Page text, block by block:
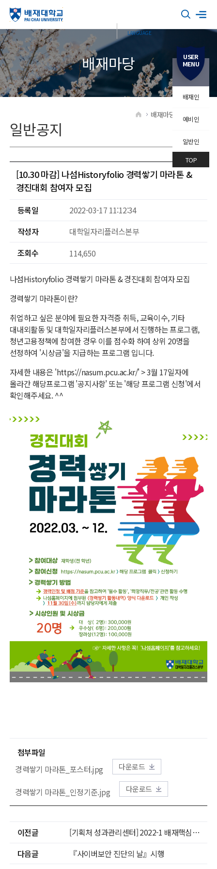
배재마당
일반공지 HOME
배재마당 일반공지
[10.30 마감] 나섬Historyfolio 경력쌓기 마라톤 &
경진대회 참여자 모집
등록일
2022-03-17 11:12:34
작성자
대학일자리플러스본부
조회수
114,650
나섬Historyfolio 경력쌓기 마라톤 & 경진대회 참여자 모집
경력쌓기 마라톤이란?
취업하고 싶은 분야에 필요한 자격증 취득, 교육이수, 기타
대내외활동 및 대학일자리플러스본부에서 진행하는 프로그램,
청년고용정책에 참여한 경우 이를 점수화 하여 상위 20명을
선정하여 '시상금'을 지급하는 프로그램 입니다.
자세한 내용은 'https://nasum.pcu.ac.kr/' > 3월 17일자에
올라간 해당프로그램 '공지사항' 또는 '해당 프로그램 신청'에서
확인해주세요. ^^
첨부파일
경력쌓기 마라톤_포스터.jpg
다운로드
경력쌓기 마라톤_인정기준.jpg 다운로드
이전글
[기획처 성과관리센터] 2022-1 배재핵심역량진단(P-CASO) 참여 안내
다음글
『사이버보안 진단의 날』시행
USER
MENU
배재인
예비인
일반인
TOP